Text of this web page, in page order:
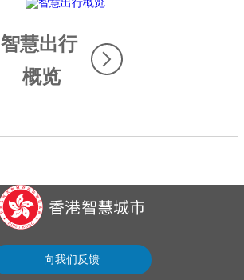
智慧出行
概览
向我们反馈